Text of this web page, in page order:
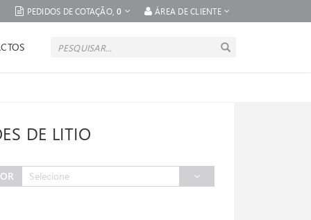
PEDIDOS DE COTAÇÃO,0 ÁREA DE CLIENTE
DE LITIO
Selecione